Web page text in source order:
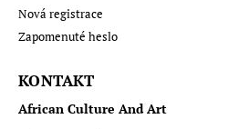
Nová registrace
Zapomenuté heslo
KONTAKT
African Culture And Art